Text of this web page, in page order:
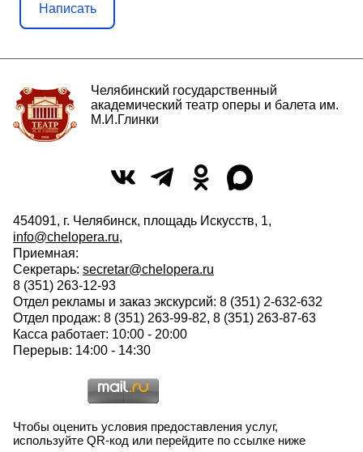
Написать
Челябинский государственный
академический театр оперы и балета им.
М.И.Глинки
454091, г. Челябинск, площадь Искусств, 1,
info@chelopera.ru,
Приемная:
Секретарь: secretar@chelopera.ru
8 (351) 263-12-93
Отдел рекламы и заказ экскурсий: 8 (351) 2-632-632
Отдел продаж: 8 (351) 263-99-82, 8 (351) 263-87-63
Касса работает: 10:00 - 20:00
Перерыв: 14:00 - 14:30
Чтобы оценить условия предоставления услуг,
используйте QR-код или перейдите по ссылке ниже